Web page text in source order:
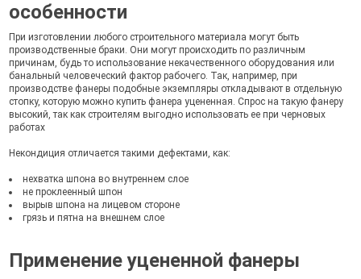
особенности
При изготовлении любого строительного материала могут быть
производственные браки. Они могут происходить по различным
причинам, будь то использование некачественного оборудования или
банальный человеческий фактор рабочего. Так, например, при
производстве фанеры подобные экземпляры откладывают в отдельную
стопку, которую можно купить фанера уцененная. Спрос на такую фанеру
высокий, так как строителям выгодно использовать ее при черновых
работах
Некондиция отличается такими дефектами, как:
нехватка шпона во внутреннем слое
не проклеенный шпон
вырыв шпона на лицевом стороне
грязь и пятна на внешнем слое
Применение уцененной фанеры